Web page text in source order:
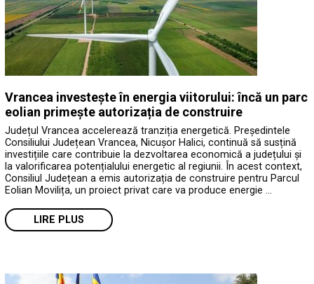
Vrancea investește în energia viitorului: încă un parc
eolian primește autorizația de construire
Județul Vrancea accelerează tranziția energetică. Președintele
Consiliului Județean Vrancea, Nicușor Halici, continuă să susțină
investițiile care contribuie la dezvoltarea economică a județului și
la valorificarea potențialului energetic al regiunii. În acest context,
Consiliul Județean a emis autorizația de construire pentru Parcul
Eolian Movilița, un proiect privat care va produce energie …
LIRE PLUS